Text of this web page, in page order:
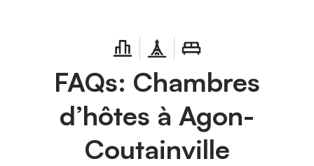
FAQs: Chambres
d’hôtes à Agon-
Coutainville